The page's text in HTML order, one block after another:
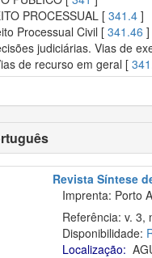
PROCESSUAL [ 341.4 ]
Processual Civil [ 341.46 ]
judiciárias. Vias de
de recurso em geral [
Revista Síntese
Imprenta: Porto
Referência: v. 3,
Disponibilidade:
Localização: